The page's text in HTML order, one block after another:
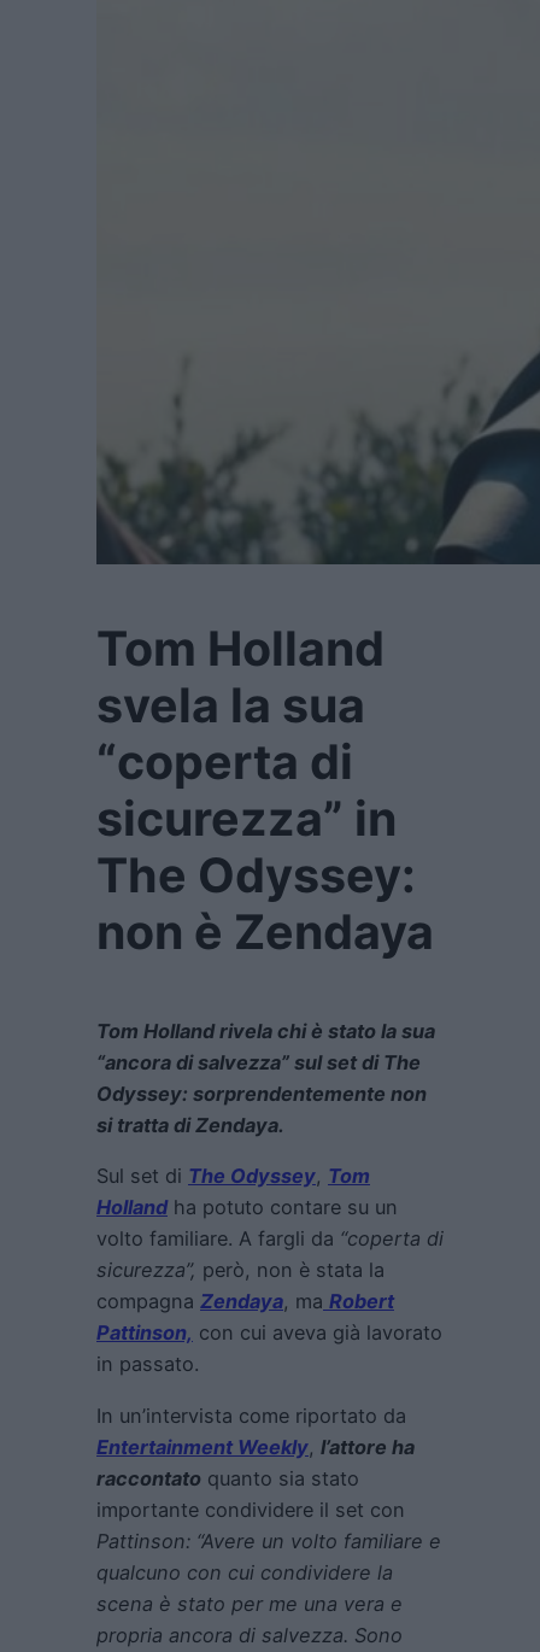
Tom Holland
svela la sua
“coperta di
sicurezza” in
The Odyssey:
non è Zendaya
Tom Holland rivela chi è stato la sua
“ancora di salvezza” sul set di The
Odyssey: sorprendentemente non
si tratta di Zendaya.
Sul set di The Odyssey, Tom
Hollandha potuto contare su un
volto familiare. A fargli da “coperta di
sicurezza”, però, non è stata la
compagna Zendaya, ma Robert
Pattinson, con cui aveva già lavorato
in passato.
In un’intervista come riportato da
Entertainment Weekly, l’attore ha
raccontato quanto sia stato
importante condividere il set con
Pattinson: “Avere un volto familiare e
qualcuno con cui condividere la
scena è stato per me una vera e
propria ancora di salvezza. Sono